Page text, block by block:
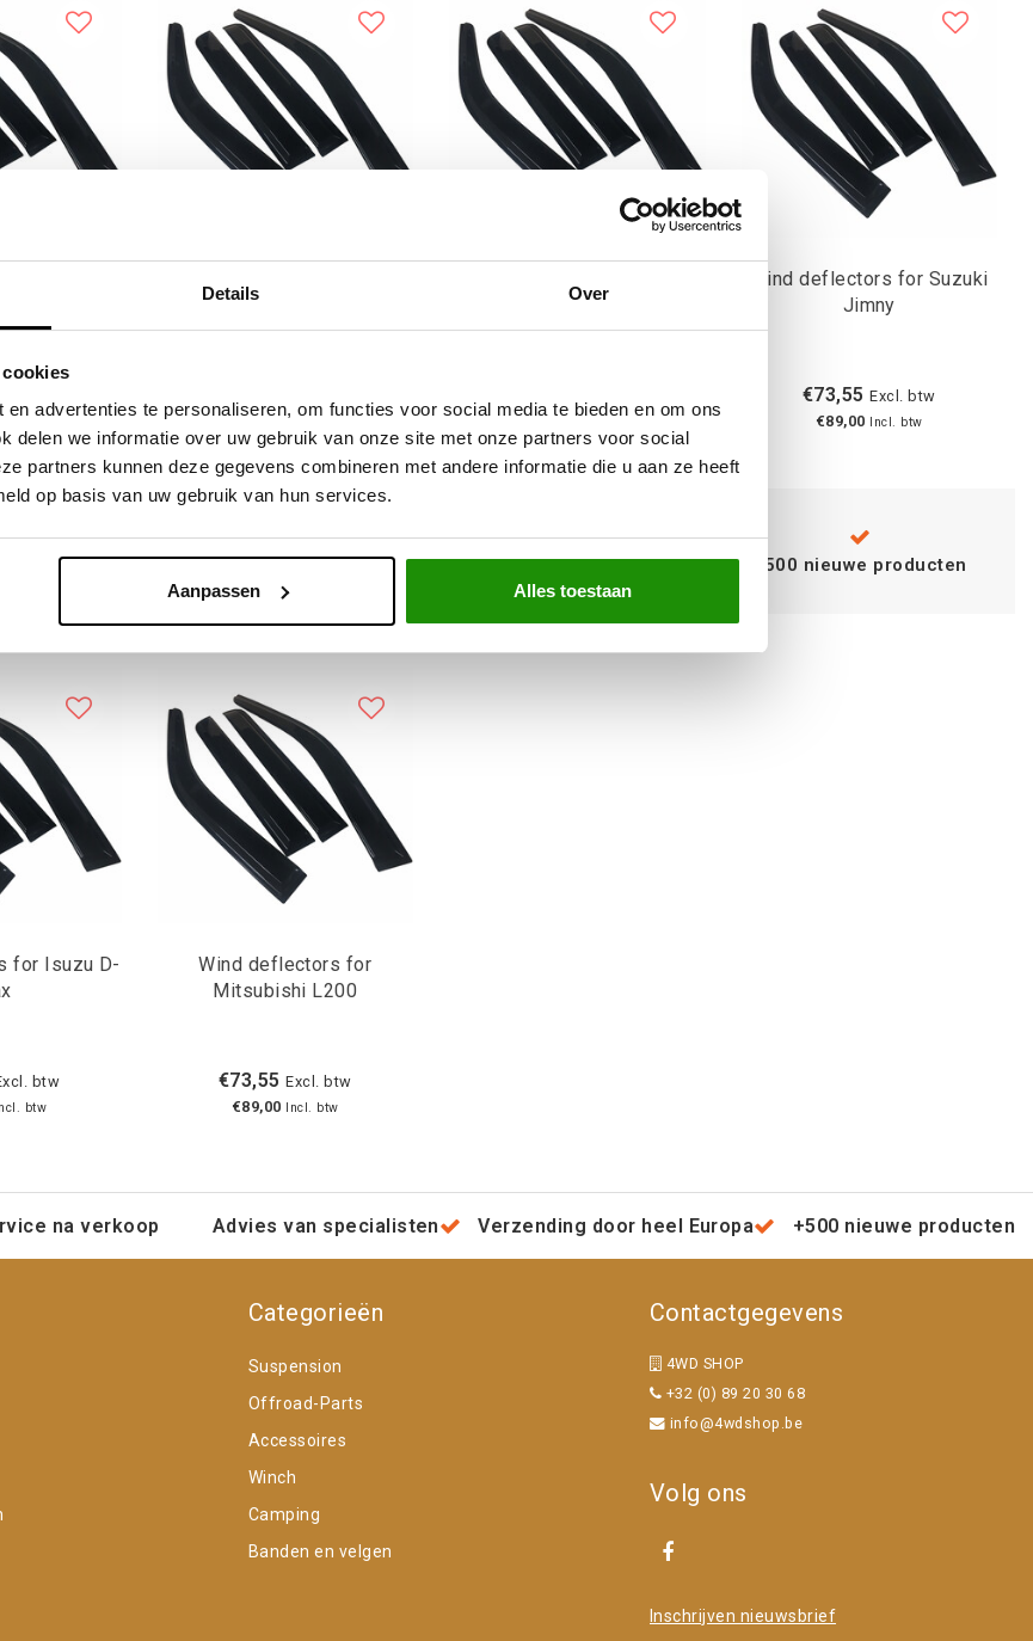
Details Over
advertenties te personaliseren, om functies voor social media te bieden en om ons
delen we informatie over uw gebruik van onze site met onze partners voor social
partners kunnen deze gegevens combineren met andere informatie die u aan ze heeft
op basis van uw gebruik van hun services.
Aanpassen Alles toestaan
Amarok
Navara
€89,00 Incl. btw
Wind deflectors for Toyota
€89,00
Wind deflectors for Suzuki
Jimny
€73,55 Excl. btw
€89,00 Incl. btw
producten voor een eerlijke prijs Service na verkoop
Advies van
specialisten
+500 nieuwe producten
for Isuzu D-
btw
Incl. btw
Wind deflectors for
Mitsubishi L200
€73,55 Excl. btw
€89,00
Incl. btw
na verkoop Advies van specialisten Verzending door heel Europa +500 nieuwe producten
Categorieën
Suspension
Offroad-Parts
Accessoires
Winch
Camping
Banden en velgen
Contactgegevens
4WD SHOP
+32 (0) 89 20 30 68
info@4wdshop.be
Volg ons
Inschrijven nieuwsbrief